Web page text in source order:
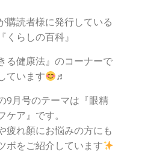
購読者様に発行している
くらしの百科』
る健康法』のコーナーで
ています
♬
9 月号のテーマは『眼精
ケア』です。
疲れ顏にお悩みの方にも
ボをご紹介しています